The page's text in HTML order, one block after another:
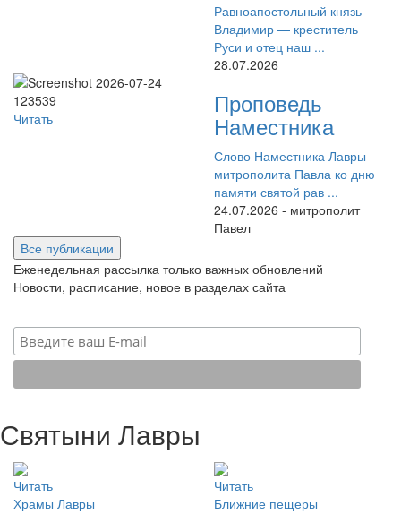
Равноапостольный князь
Владимир — креститель
Руси и отец наш ...
28.07.2026
Читать Проповедь
Наместника
Слово Наместника Лавры
митрополита Павла ко дню
памяти святой рав ...
24.07.2026 - митрополит
Павел
Все публикации
Еженедельная рассылка только важных обновлений
Новости, расписание, новое в разделах сайта
Святыни Лавры
Читать
Храмы Лавры
Читать
Ближние пещеры